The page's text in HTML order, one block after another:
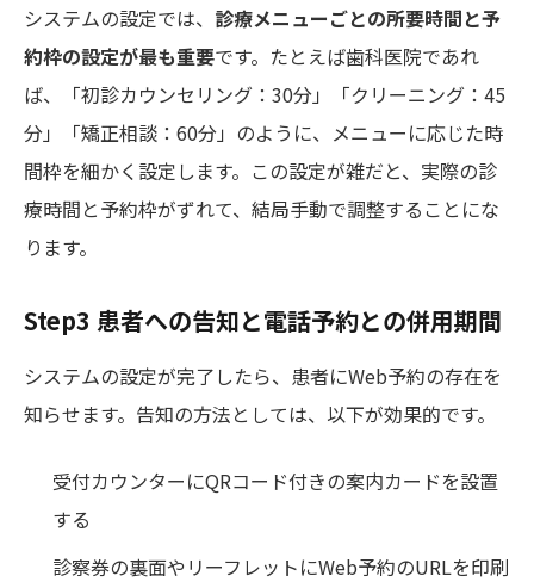
システムの設定では、 診療メニューごとの所要時間と予
約枠の設定が最も重要です。たとえば歯科医院であれ
ば、「初診カウンセリング：30分」「クリーニング：45
分」「矯正相談：60分」のように、メニューに応じた時
間枠を細かく設定します。この設定が雑だと、実際の診
療時間と予約枠がずれて、結局手動で調整することにな
ります。
Step3 患者への告知と電話予約との併用期間
システムの設定が完了したら、患者にWeb予約の存在を
知らせます。告知の方法としては、以下が効果的です。
受付カウンターにQRコード付きの案内カードを設置
する
診察券の裏面やリーフレットにWeb予約のURLを印刷